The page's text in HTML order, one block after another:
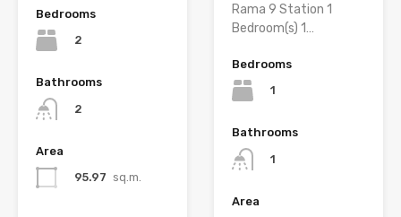
Bedrooms
2
Bathrooms
2
Area
95.97 sq.m.
Rama 9 Station 1
Bedroom(s) 1…
Bedrooms
1
Bathrooms
1
Area